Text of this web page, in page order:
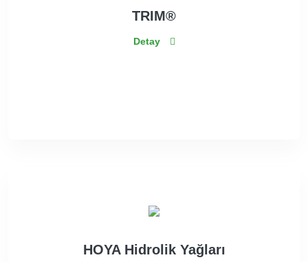
TRIM®
Detay
HOYA Hidrolik Yağları